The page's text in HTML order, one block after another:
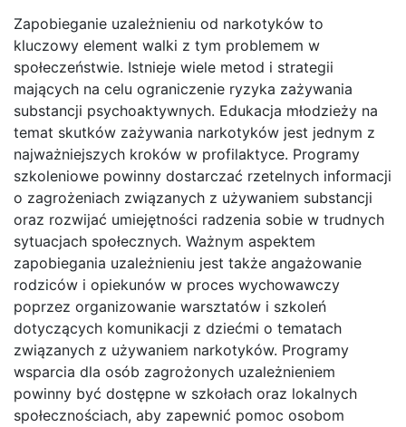
Zapobieganie uzależnieniu od narkotyków to
kluczowy element walki z tym problemem w
społeczeństwie. Istnieje wiele metod i strategii
mających na celu ograniczenie ryzyka zażywania
substancji psychoaktywnych. Edukacja młodzieży na
temat skutków zażywania narkotyków jest jednym z
najważniejszych kroków w profilaktyce. Programy
szkoleniowe powinny dostarczać rzetelnych informacji
o zagrożeniach związanych z używaniem substancji
oraz rozwijać umiejętności radzenia sobie w trudnych
sytuacjach społecznych. Ważnym aspektem
zapobiegania uzależnieniu jest także angażowanie
rodziców i opiekunów w proces wychowawczy
poprzez organizowanie warsztatów i szkoleń
dotyczących komunikacji z dziećmi o tematach
związanych z używaniem narkotyków. Programy
wsparcia dla osób zagrożonych uzależnieniem
powinny być dostępne w szkołach oraz lokalnych
społecznościach, aby zapewnić pomoc osobom